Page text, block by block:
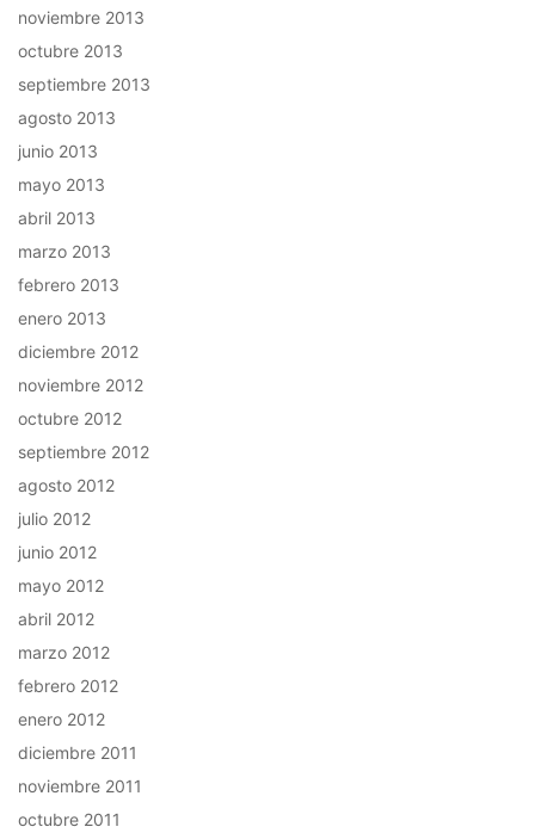
noviembre 2013
octubre 2013
septiembre 2013
agosto 2013
junio 2013
mayo 2013
abril 2013
marzo 2013
febrero 2013
enero 2013
diciembre 2012
noviembre 2012
octubre 2012
septiembre 2012
agosto 2012
julio 2012
junio 2012
mayo 2012
abril 2012
marzo 2012
febrero 2012
enero 2012
diciembre 2011
noviembre 2011
octubre 2011